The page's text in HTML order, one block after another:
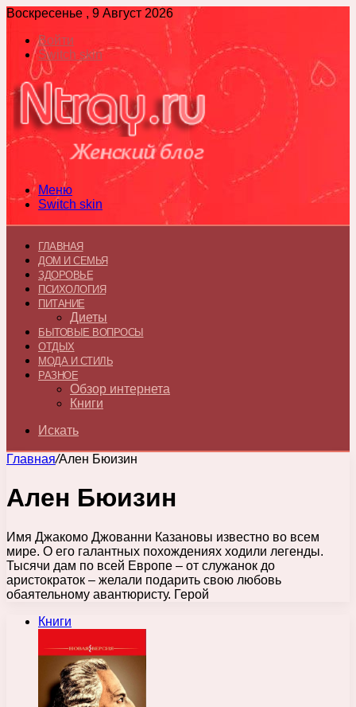
Воскресенье , 9 Август 2026
Войти
Switch skin
Меню
Switch skin
ГЛАВНАЯ
ДОМ И СЕМЬЯ
ЗДОРОВЬЕ
ПСИХОЛОГИЯ
ПИТАНИЕ
Диеты
БЫТОВЫЕ ВОПРОСЫ
ОТДЫХ
МОДА И СТИЛЬ
РАЗНОЕ
Обзор интернета
Книги
Искать
Главная/Ален Бюизин
Ален Бюизин
Имя Джакомо Джованни Казановы известно во всем
мире. О его галантных похождениях ходили легенды.
Тысячи дам по всей Европе – от служанок до
аристократок – желали подарить свою любовь
обаятельному авантюристу. Герой
Книги